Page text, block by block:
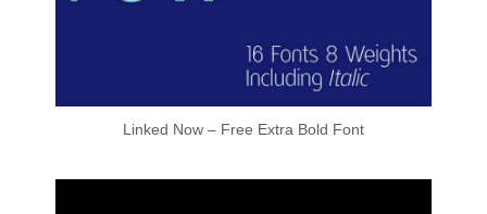
Linked Now – Free Extra Bold Font